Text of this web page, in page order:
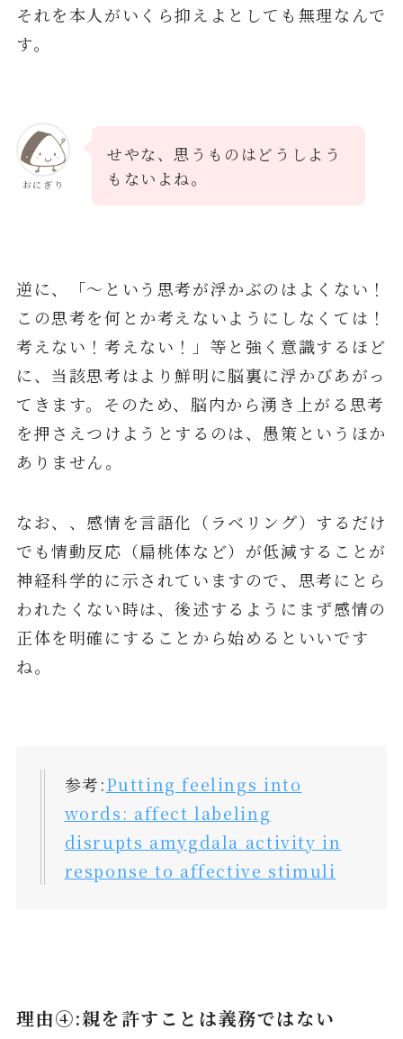
それを本人がいくら抑えよとしても無理なんで
す。
おにぎり
せやな、思うものはどうしよう
もないよね。
逆に、「～という思考が浮かぶのはよくない！
この思考を何とか考えないようにしなくては！
考えない！考えない！」等と強く意識するほど
に、当該思考はより鮮明に脳裏に浮かびあがっ
てきます。そのため、脳内から湧き上がる思考
を押さえつけようとするのは、愚策というほか
ありません。
なお、、感情を言語化（ラベリング）するだけ
でも情動反応（扁桃体など）が低減することが
神経科学的に示されていますので、思考にとら
われたくない時は、後述するようにまず感情の
正体を明確にすることから始めるといいです
ね。
参考:Putting feelings into
words: affect labeling
disrupts amygdala activity in
response to affective stimuli
理由④:親を許すことは義務ではない